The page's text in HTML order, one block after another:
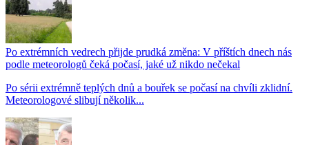
Po extrémních vedrech přijde prudká změna: V příštích dnech nás
podle meteorologů čeká počasí, jaké už nikdo nečekal
Po sérii extrémně teplých dnů a bouřek se počasí na chvíli zklidní.
Meteorologové slibují několik...